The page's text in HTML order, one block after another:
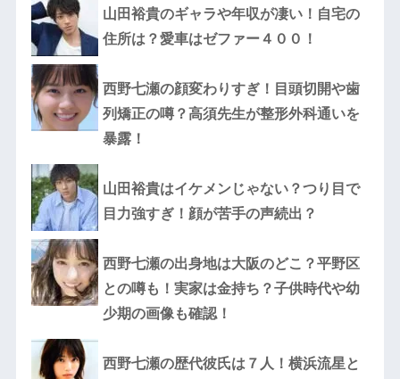
山田裕貴のギャラや年収が凄い！自宅の
住所は？愛車はゼファー４００！
西野七瀬の顔変わりすぎ！目頭切開や歯
列矯正の噂？高須先生が整形外科通いを
暴露！
山田裕貴はイケメンじゃない？つり目で
目力強すぎ！顔が苦手の声続出？
西野七瀬の出身地は大阪のどこ？平野区
との噂も！実家は金持ち？子供時代や幼
少期の画像も確認！
西野七瀬の歴代彼氏は７人！横浜流星と